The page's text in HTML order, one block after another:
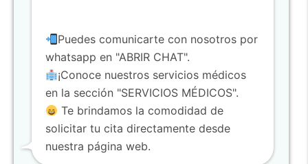
Consulta Neurología – Consulta
Presencial
$ 40,00
Puedes comunicarte con nosotros por
whatsapp en "ABRIR CHAT".
¡Conoce nuestros servicios médicos
en la sección "SERVICIOS MÉDICOS".
Te brindamos la comodidad de
solicitar tu cita directamente desde
nuestra página web.